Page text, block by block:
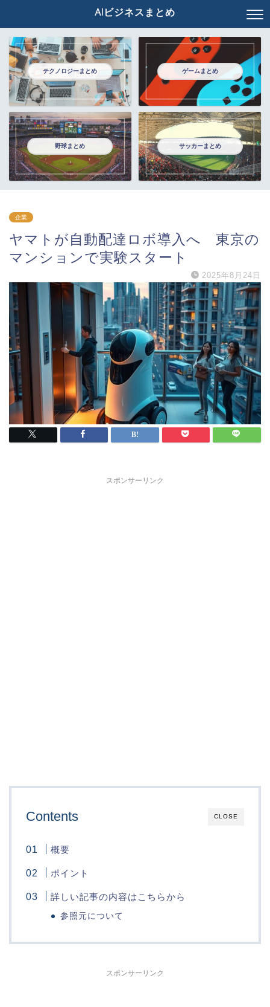
AIビジネスまとめ
テクノロジーまとめ ゲームまとめ
野球まとめ サッカーまとめ
企業
ヤマトが自動配達ロボ導入へ 東京の
マンションで実験スタート
2025年8月24日
スポンサーリンク
CLOSE
Contents
概要
ポイント
詳しい記事の内容はこちらから
参照元について
スポンサーリンク